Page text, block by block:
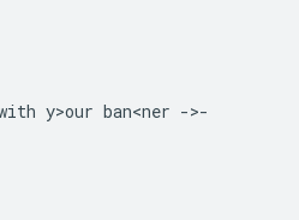
y>our ban<ner ->-